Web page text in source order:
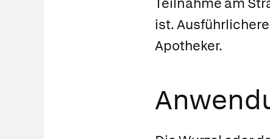
ist.
Apotheker.